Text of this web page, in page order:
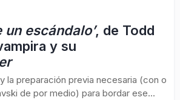
un escándalo’, de Todd
y su
la preparación previa necesaria (con o
de por medio) para bordar ese...